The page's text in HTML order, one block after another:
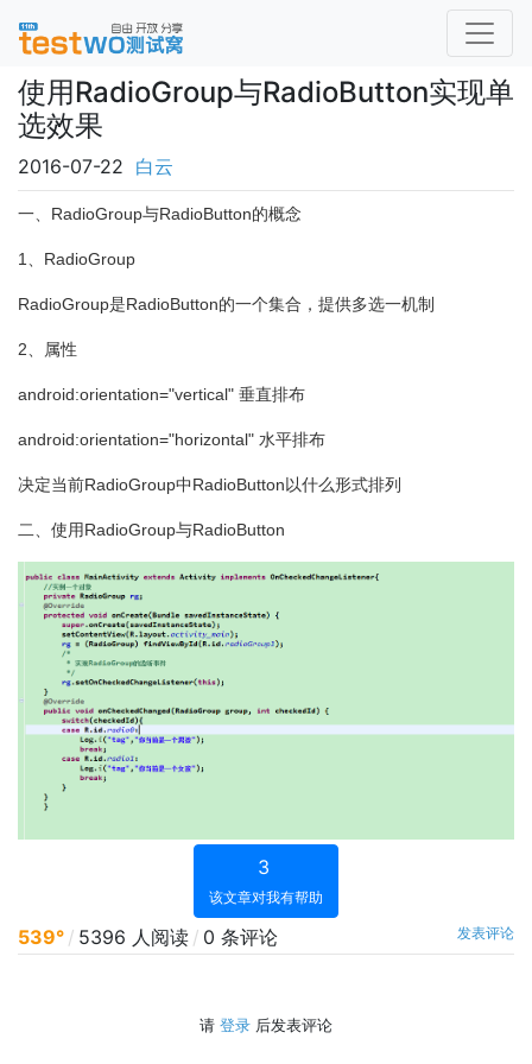
使用RadioGroup与RadioButton实现单
选效果
2016-07-22 白云
一、RadioGroup与RadioButton的概念
1、RadioGroup
RadioGroup是RadioButton的一个集合，提供多选一机制
2、属性
android:orientation="vertical" 垂直排布
android:orientation="horizontal" 水平排布
决定当前RadioGroup中RadioButton以什么形式排列
二、使用RadioGroup与RadioButton
3
该文章对我有帮助
539° / 5396 人阅读 / 0 条评论 发表评论
请 登录 后发表评论